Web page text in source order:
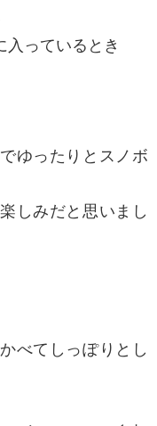
入っているとき
ゆったりとスノボ
しみだと思いまし
べてしっぽりとし